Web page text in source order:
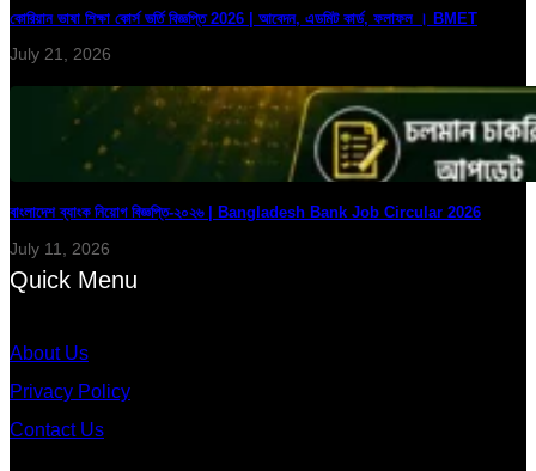
কোরিয়ান ভাষা শিক্ষা কোর্স ভর্তি বিজ্ঞপ্তি 2026 | আবেদন, এডমিট কার্ড, ফলাফল । BMET
July 21, 2026
বাংলাদেশ ব্যাংক নিয়োগ বিজ্ঞপ্তি-২০২৬ | Bangladesh Bank Job Circular 2026
July 11, 2026
Quick Menu
About Us
Privacy Policy
Contact Us